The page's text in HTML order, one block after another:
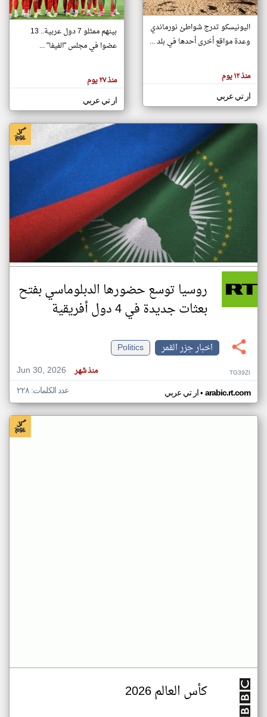
تغيير الدولة
اخبار جزر القمر على مدار الساعة
أهم اخبار جزر القمر العاجلة والمباشرة
هنا عن
وجهة
كاتبيها.
اليونيسكو تدرج شواطئ نورماندي
وعدة مواقع أخرى أحدها في بلد ...
منذ ١٢ يوم
ار تي عربي
بينهم ممثلو 7 دول عربية.. 13
عضوا في مجلس "الفيفا" ...
منذ ٢٧ يوم
ار تي عربي
روسيا توسع حضورها الدبلوماسي بفتح
بعثات جديدة في 4 دول أفريقية
اخبار جزر القمر
Politics
Jun 30, 2026
منذ شهر TG39ZI
ار تي عربي• arabic.rt.com عدد الكلمات: ٢٢٨
كأس العالم 2026
klyoum.com